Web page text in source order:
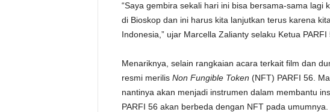
“Saya gembira sekali hari ini bisa bersama-sama lagi
di Bioskop dan ini harus kita lanjutkan terus karena
Indonesia,” ujar Marcella Zalianty selaku Ketua
Menariknya, selain rangkaian acara terkait film dan
resmi merilis Non Fungible Token (NFT) PARFI 56.
nantinya akan menjadi instrumen dalam membantu
PARFI 56 akan berbeda dengan NFT pada umumnya.